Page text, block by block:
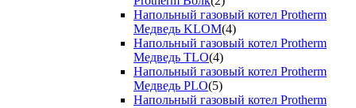
Напольный газовый котел Protherm
Медведь KLOM(4)
Напольный газовый котел Protherm
Медведь TLO(4)
Напольный газовый котел Protherm
Медведь PLO(5)
Напольный газовый котел Protherm